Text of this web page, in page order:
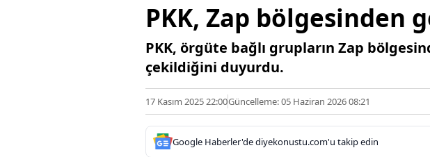
PKK, Zap bölgesinden
PKK, örgüte bağlı grupların Zap
çekildiğini duyurdu.
17 Kasım 2025 22:00Güncelleme: 05 Haziran 2026 08:21
Google Haberler'de diyekonustu.com'u takip edin